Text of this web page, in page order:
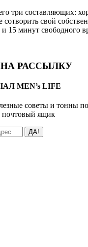
три составляющих:
сотворить свой
15 минут свободного
РАССЫЛКУ
MEN’s LIFE
советы и тонны
ящик
ДА!